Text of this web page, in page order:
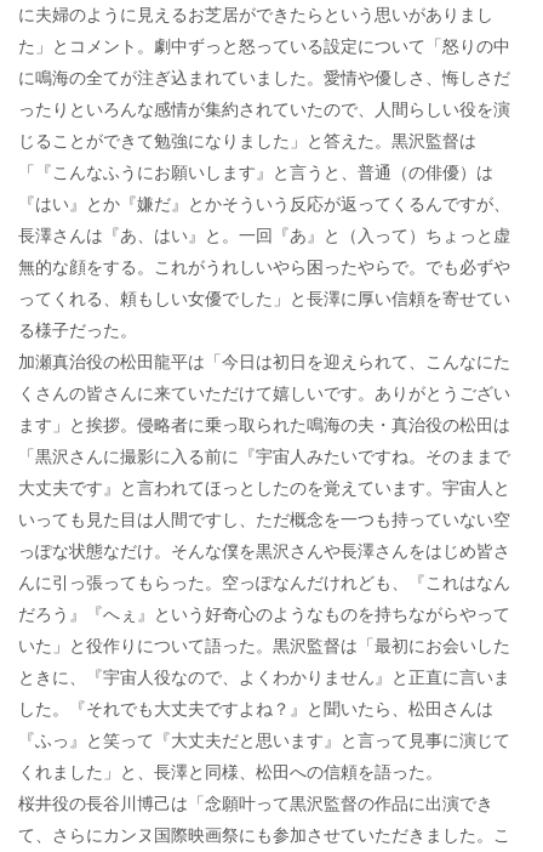
に夫婦のように見えるお芝居ができたらという思いがありまし
た」とコメント。劇中ずっと怒っている設定について「怒りの中
に鳴海の全てが注ぎ込まれていました。愛情や優しさ、悔しさだ
ったりといろんな感情が集約されていたので、人間らしい役を演
じることができて勉強になりました」と答えた。黒沢監督は
「『こんなふうにお願いします』と言うと、普通（の俳優）は
『はい』とか『嫌だ』とかそういう反応が返ってくるんですが、
長澤さんは『あ、はい』と。一回『あ』と（入って）ちょっと虚
無的な顔をする。これがうれしいやら困ったやらで。でも必ずや
ってくれる、頼もしい女優でした」と長澤に厚い信頼を寄せてい
る様子だった。
加瀬真治役の松田龍平は「今日は初日を迎えられて、こんなにた
くさんの皆さんに来ていただけて嬉しいです。ありがとうござい
ます」と挨拶。侵略者に乗っ取られた鳴海の夫・真治役の松田は
「黒沢さんに撮影に入る前に『宇宙人みたいですね。そのままで
大丈夫です』と言われてほっとしたのを覚えています。宇宙人と
いっても見た目は人間ですし、ただ概念を一つも持っていない空
っぽな状態なだけ。そんな僕を黒沢さんや長澤さんをはじめ皆さ
んに引っ張ってもらった。空っぽなんだけれども、『これはなん
だろう』『へぇ』という好奇心のようなものを持ちながらやって
いた」と役作りについて語った。黒沢監督は「最初にお会いした
ときに、『宇宙人役なので、よくわかりません』と正直に言いま
した。『それでも大丈夫ですよね？』と聞いたら、松田さんは
『ふっ』と笑って『大丈夫だと思います』と言って見事に演じて
くれました」と、長澤と同様、松田への信頼を語った。
桜井役の長谷川博己は「念願叶って黒沢監督の作品に出演でき
て、さらにカンヌ国際映画祭にも参加させていただきました。こ